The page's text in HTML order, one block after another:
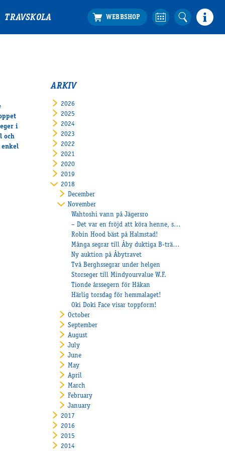
TRAVSKOLA
i
och
enkel
ARKIV
2026
2025
2024
2023
2022
2021
2020
2019
2018
December
November
Wahtoshi vann på Jägersro
– Det var en fröjd att köra henne, sade kusken Peter Ingves.
Robin Hood bäst på Halmstad!
Många segrar till Åby duktiga B-tränare under måndagen!
Ny auktion på Åbytravet
Två Berghssegrar under helgen
Storseger till Mindyourvalue W.F.
Tionde årssegern för Håkan
Härlig torsdag för hemmalaget!
Oki Doki Face visar toppform!
October
September
August
July
June
May
April
March
February
January
2017
2016
2015
2014